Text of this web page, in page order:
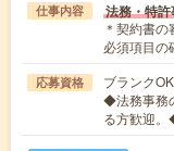
仕事内容 法務・特
＊契約書
必須項目
応募資格
ブランクOK
◆法務事務
る方歓迎